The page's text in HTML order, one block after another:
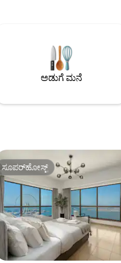
ನೋಟವಿರುವ ಲೌಂಜ್, ಕೆಲಸದ ಮೇಜು,
ಟಿವಿ, ಪುಟ್ಟ ಅಡುಗೆಮನೆ, ಕ್ಯಾಪ್ಸೂಲ್ ಕಾಫಿ
ವಾಷಿಂಗ್ ಮೆಷಿನ್ ಅನ್ನು ಕಾಣುತ್ತೀರಿ。
ಅಡುಗೆ ಮನೆ
ಸೂಪರ್‌ಹೋಸ್ಟ್
ಸೂಪರ್‌ಹೋಸ್ಟ್